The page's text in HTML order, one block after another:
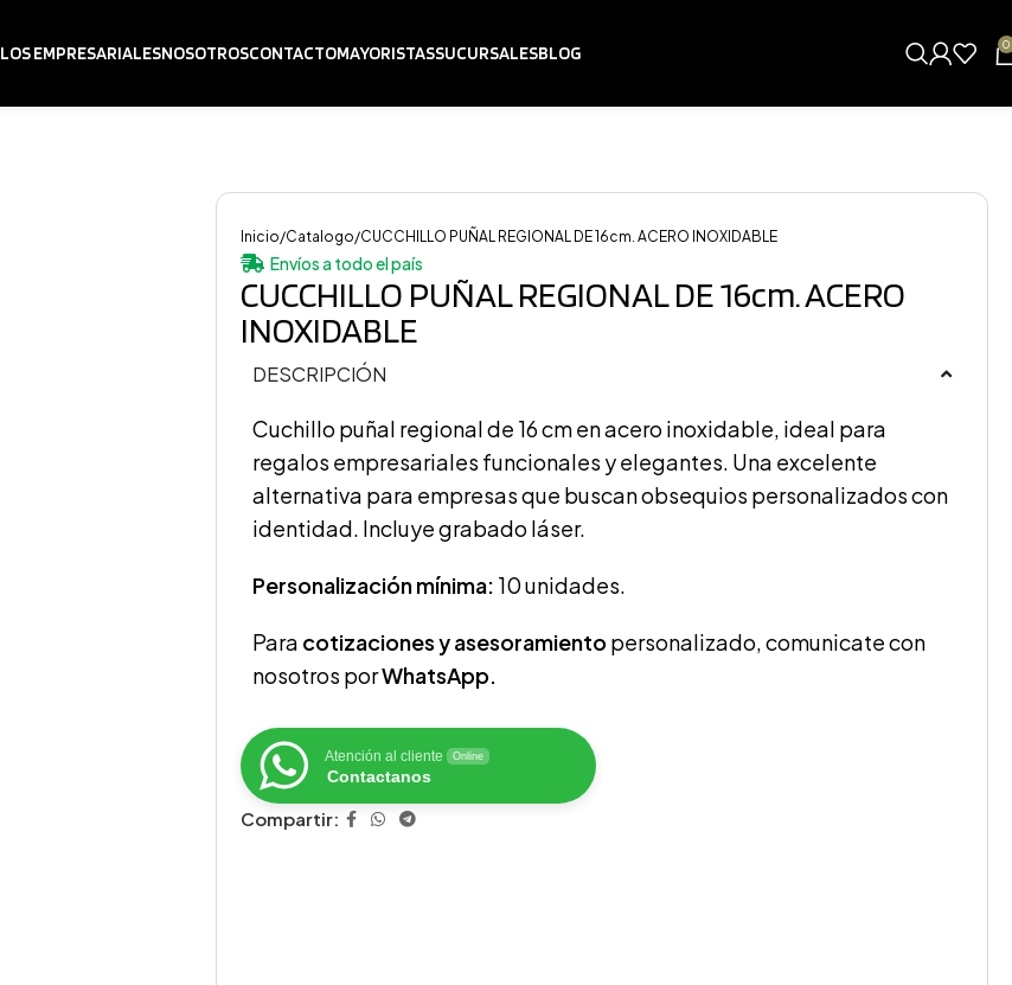
EMPRESARIALESNOSOTROSCONTACTOMAYORISTASSUCURSALESBLOG 0
Inicio Catalogo CUCCHILLO PUÑAL REGIONAL DE 16cm. ACERO INOXIDABLE
Envíos a todo el país
CUCCHILLO PUÑAL REGIONAL DE 16cm. ACERO
INOXIDABLE
DESCRIPCIÓN
Cuchillo puñal regional de 16 cm en acero inoxidable, ideal para
regalos empresariales funcionales y elegantes. Una excelente
alternativa para empresas que buscan obsequios personalizados con
identidad. Incluye grabado láser.
Personalización mínima: 10 unidades.
Para cotizaciones y asesoramiento personalizado, comunicate con
nosotros porWhatsApp.
Atención al cliente Online
Contactanos
Compartir: